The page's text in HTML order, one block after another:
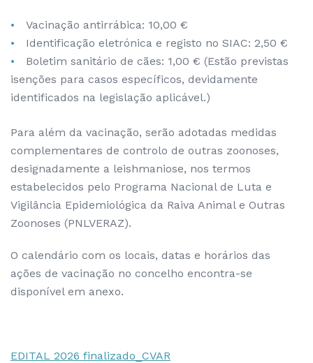
Vacinação antirrábica: 10,00 €
Identificação eletrónica e registo no SIAC: 2,50 €
Boletim sanitário de cães: 1,00 € (Estão previstas
isenções para casos específicos, devidamente
identificados na legislação aplicável.)
Para além da vacinação, serão adotadas medidas
complementares de controlo de outras zoonoses,
designadamente a leishmaniose, nos termos
estabelecidos pelo Programa Nacional de Luta e
Vigilância Epidemiológica da Raiva Animal e Outras
Zoonoses (PNLVERAZ).
O calendário com os locais, datas e horários das
ações de vacinação no concelho encontra-se
disponível em anexo.
EDITAL 2026 finalizado_CVAR